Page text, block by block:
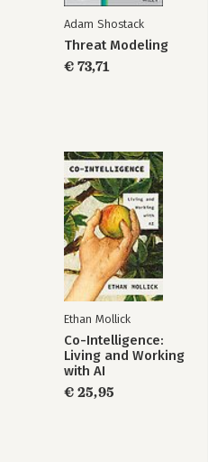
Adam Shostack
Threat Modeling
€ 73,71
Ethan Mollick
Co-Intelligence:
Living and Working
with AI
€ 25,95